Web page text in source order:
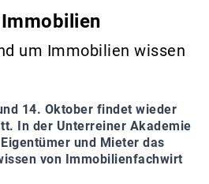
um Immobilien wissen
14. Oktober findet wieder
In der Unterreiner Akademie
und Mieter das
von Immobilienfachwirt